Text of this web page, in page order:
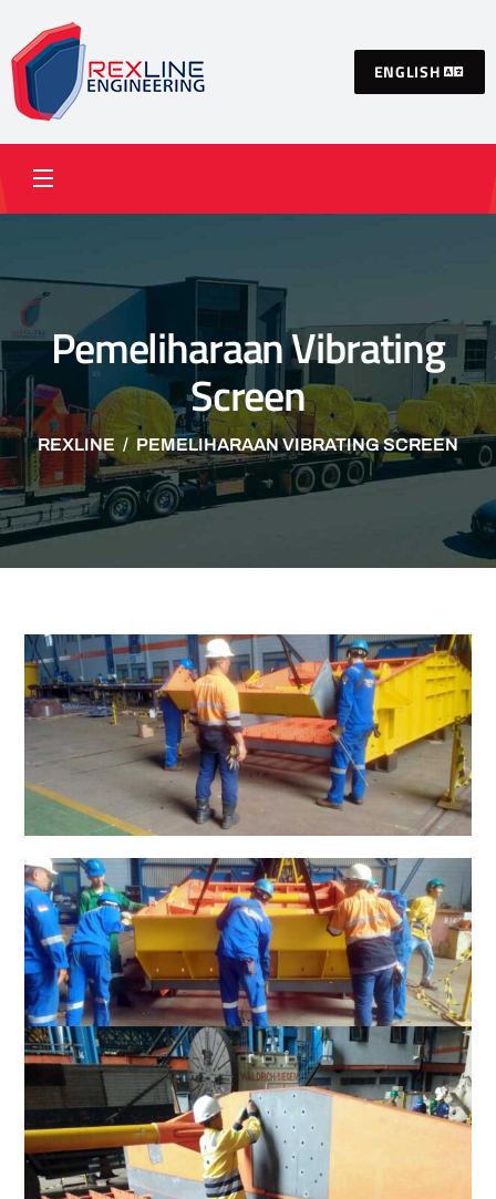
ENGLISH
Pemeliharaan Vibrating
Screen
REXLINE PEMELIHARAAN VIBRATING SCREEN